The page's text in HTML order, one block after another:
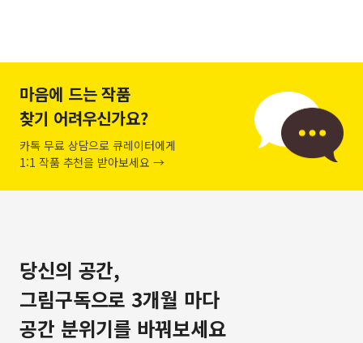
마음에 드는 작품
찾기 어려우신가요?
카톡 무료 상담으로 큐레이터에게
1:1 작품 추천을 받아보세요 →
당신의 공간,
그림구독으로 3개월 마다
공간 분위기를 바꿔보세요